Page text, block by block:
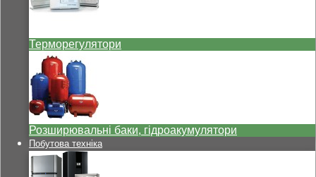
Терморегулятори
Розширювальні баки, гідроакумулятори
Побутова техніка